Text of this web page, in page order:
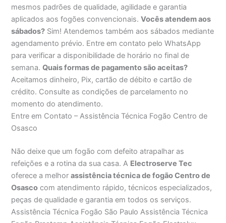
mesmos padrões de qualidade, agilidade e garantia
aplicados aos fogões convencionais.Vocês atendem aos
sábados? Sim! Atendemos também aos sábados mediante
agendamento prévio. Entre em contato pelo WhatsApp
para verificar a disponibilidade de horário no final de
semana.Quais formas de pagamento são aceitas?
Aceitamos dinheiro, Pix, cartão de débito e cartão de
crédito. Consulte as condições de parcelamento no
momento do atendimento.
Entre em Contato – Assistência Técnica Fogão Centro de
Osasco
Não deixe que um fogão com defeito atrapalhar as
refeições e a rotina da sua casa. A Electroserve Tec
oferece a melhorassistência técnica de fogão Centro de
Osasco com atendimento rápido, técnicos especializados,
peças de qualidade e garantia em todos os serviços.
Assistência Técnica Fogão São Paulo Assistência Técnica